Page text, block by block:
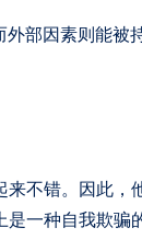
部因素则能被
不错。因此，
一种自我欺骗